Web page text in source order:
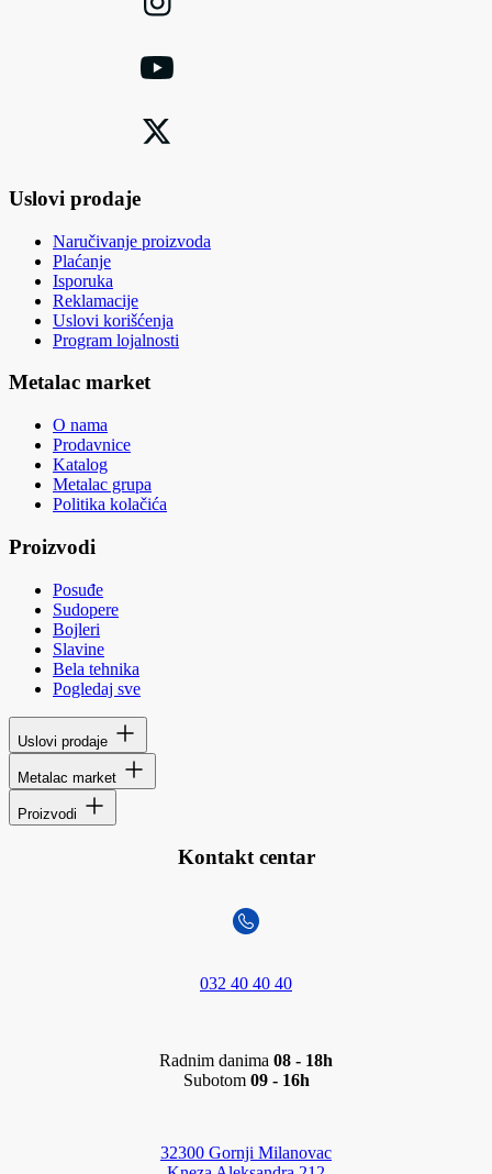
Uslovi prodaje
Naručivanje proizvoda
Plaćanje
Isporuka
Reklamacije
Uslovi korišćenja
Program lojalnosti
Metalac market
O nama
Prodavnice
Katalog
Metalac grupa
Politika kolačića
Proizvodi
Posuđe
Sudopere
Bojleri
Slavine
Bela tehnika
Pogledaj sve
Uslovi prodaje
Metalac market
Proizvodi
Kontakt centar
032 40 40 40
Radnim danima 08 - 18h
Subotom 09 - 16h
32300 Gornji Milanovac